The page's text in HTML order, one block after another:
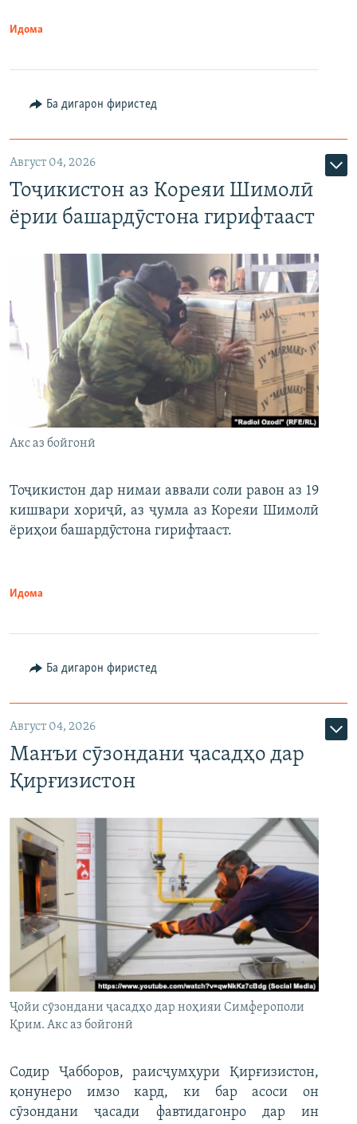
Идома
Ба дигарон фиристед
Август 04, 2026
Тоҷикистон аз Кореяи Шимолӣ
ёрии башардӯстона гирифтааст
Акс аз бойгонӣ
Тоҷикистон дар нимаи аввали соли равон аз 19
кишвари хориҷӣ, аз ҷумла аз Кореяи Шимолӣ
ёриҳои башардӯстона гирифтааст.
Идома
Ба дигарон фиристед
Август 04, 2026
Манъи сӯзондани ҷасадҳо дар
Қирғизистон
Ҷойи сӯзондани ҷасадҳо дар ноҳияи Симферополи
Қрим. Акс аз бойгонӣ
Содир Ҷабборов, раисҷумҳури Қирғизистон,
қонунеро имзо кард, ки бар асоси он
сӯзондани ҷасади фавтидагонро дар ин